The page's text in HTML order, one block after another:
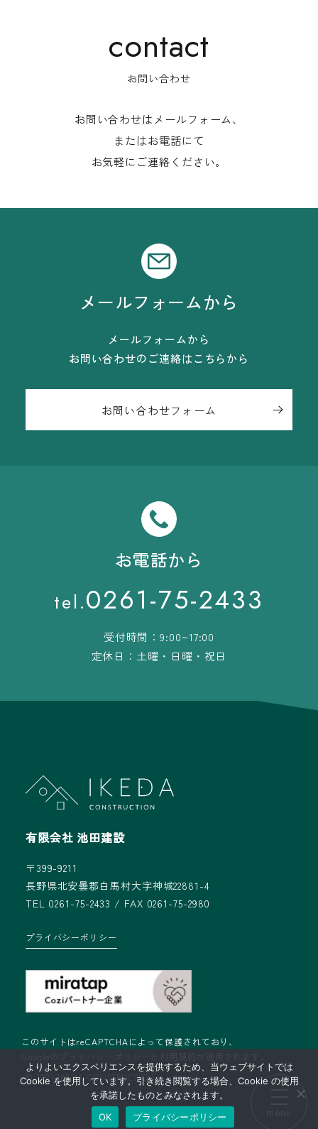
menu
お問い合わせ
お問い合わせはメールフォーム、
またはお電話にて
お気軽にご連絡ください。
メールフォームから
メールフォームから
お問い合わせのご連絡はこちらから
お問い合わせフォーム
お電話から
tel.0261-75-2433
受付時間：9:00~17:00
定休日：土曜・日曜・祝日
有限会社 池田建設
〒399-9211
長野県北安曇郡白馬村大字神城22881-4
TEL 0261-75-2433 / FAX 0261-75-2980
プライバシーポリシー
このサイトはreCAPTCHAによって保護されており、
プライバシーポリシー 利用規約 が適用されます。
© 1991 IKEDA CONSTRUCTION
よりよいエクスペリエンスを提供するため、当ウェブサイトでは
Cookie を使用しています。引き続き閲覧する場合、Cookie の使用
を承諾したものとみなされます。
OK
プライバシーポリシー